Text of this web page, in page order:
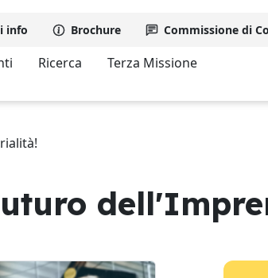
info Brochure Commissione di
Ricerca
Terza Missione